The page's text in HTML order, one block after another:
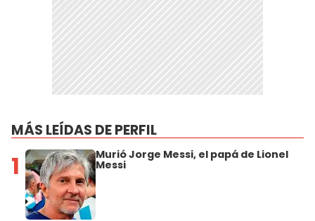
MÁS LEÍDAS DE PERFIL
1 Murió Jorge Messi, el papá de Lionel
Messi